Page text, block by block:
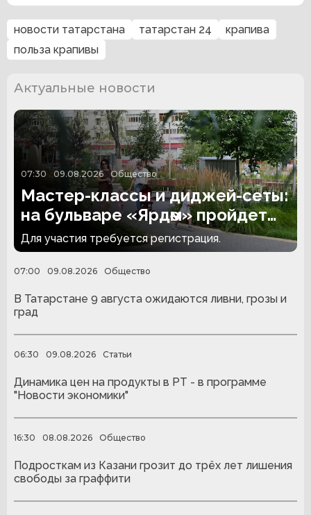
новости татарстана татарстан 24
крапива
польза крапивы
Актуальные новости
07:30 09.08.2026 Общество
Мастер-классы и диджей-сеты:
на бульваре «Ярдәм» пройдет
инклюзивная дискотека
Для участия требуется регистрация.
07:00 09.08.2026 Общество
В Татарстане 9 августа ожидаются ливни, грозы и
град
06:30 09.08.2026 Статьи
Динамика цен на продукты в РТ - в программе
"Новости экономики"
16:30 08.08.2026 Общество
Подросткам из Казани грозит до трёх лет лишения
свободы за граффити